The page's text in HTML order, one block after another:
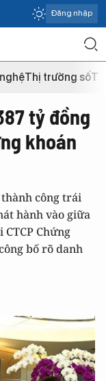
Đăng nhập
Thị trường số
tỷ đồng
khoán
công trái
hành vào giữa
Chứng
bố rõ danh